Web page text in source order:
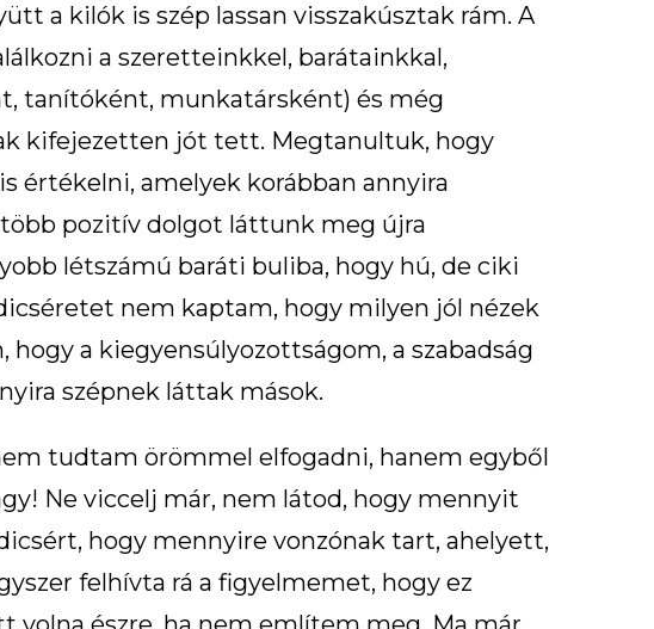
a kilók is szép lassan visszakúsztak rám. A
a szeretteinkkel, barátainkkal,
tanítóként, munkatársként) és még
kifejezetten jót tett. Megtanultuk, hogy
értékelni, amelyek korábban annyira
pozitív dolgot láttunk meg újra
létszámú baráti buliba, hogy hú, de ciki
nem kaptam, hogy milyen jól nézek
a kiegyensúlyozottságom, a szabadság
szépnek láttak mások.
tudtam örömmel elfogadni, hanem egyből
Ne viccelj már, nem látod, hogy mennyit
hogy mennyire vonzónak tart, ahelyett,
felhívta rá a figyelmemet, hogy ez